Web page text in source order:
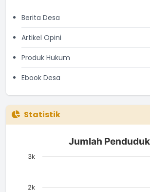
Berita Desa
Artikel Opini
Produk Hukum
Ebook Desa
Statistik
Jumlah Penduduk
Bar chart with 3 bars.
The chart has 1 X axis displaying
Jumlah Penduduk
2k
3k